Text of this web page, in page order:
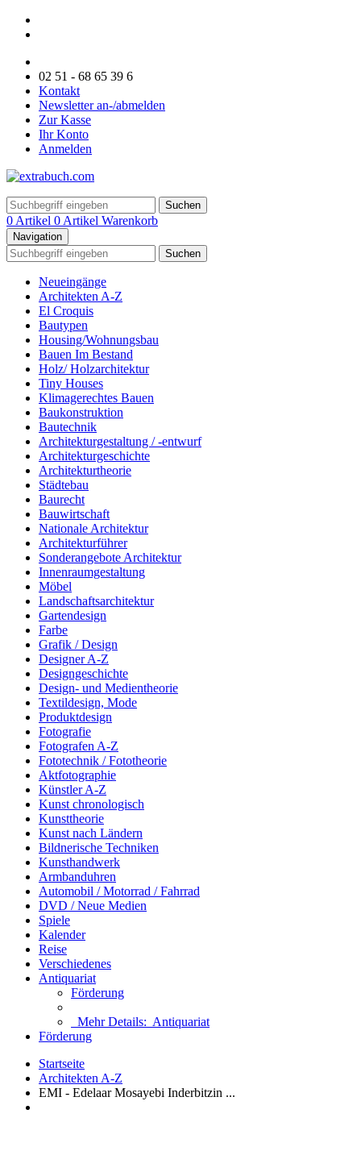
02 51 - 68 65 39 6
Kontakt
Newsletter an-/abmelden
Zur Kasse
Ihr Konto
Anmelden
Suchen
0 Artikel 0 Artikel Warenkorb
Navigation
Suchen
Neueingänge
Architekten A-Z
El Croquis
Bautypen
Housing/Wohnungsbau
Bauen Im Bestand
Holz/ Holzarchitektur
Tiny Houses
Klimagerechtes Bauen
Baukonstruktion
Bautechnik
Architekturgestaltung / -entwurf
Architekturgeschichte
Architekturtheorie
Städtebau
Baurecht
Bauwirtschaft
Nationale Architektur
Architekturführer
Sonderangebote Architektur
Innenraumgestaltung
Möbel
Landschaftsarchitektur
Gartendesign
Farbe
Grafik / Design
Designer A-Z
Designgeschichte
Design- und Medientheorie
Textildesign, Mode
Produktdesign
Fotografie
Fotografen A-Z
Fototechnik / Fototheorie
Aktfotographie
Künstler A-Z
Kunst chronologisch
Kunsttheorie
Kunst nach Ländern
Bildnerische Techniken
Kunsthandwerk
Armbanduhren
Automobil / Motorrad / Fahrrad
DVD / Neue Medien
Spiele
Kalender
Reise
Verschiedenes
Antiquariat
Förderung
Mehr Details: Antiquariat
Förderung
Startseite
Architekten A-Z
EMI - Edelaar Mosayebi Inderbitzin ...